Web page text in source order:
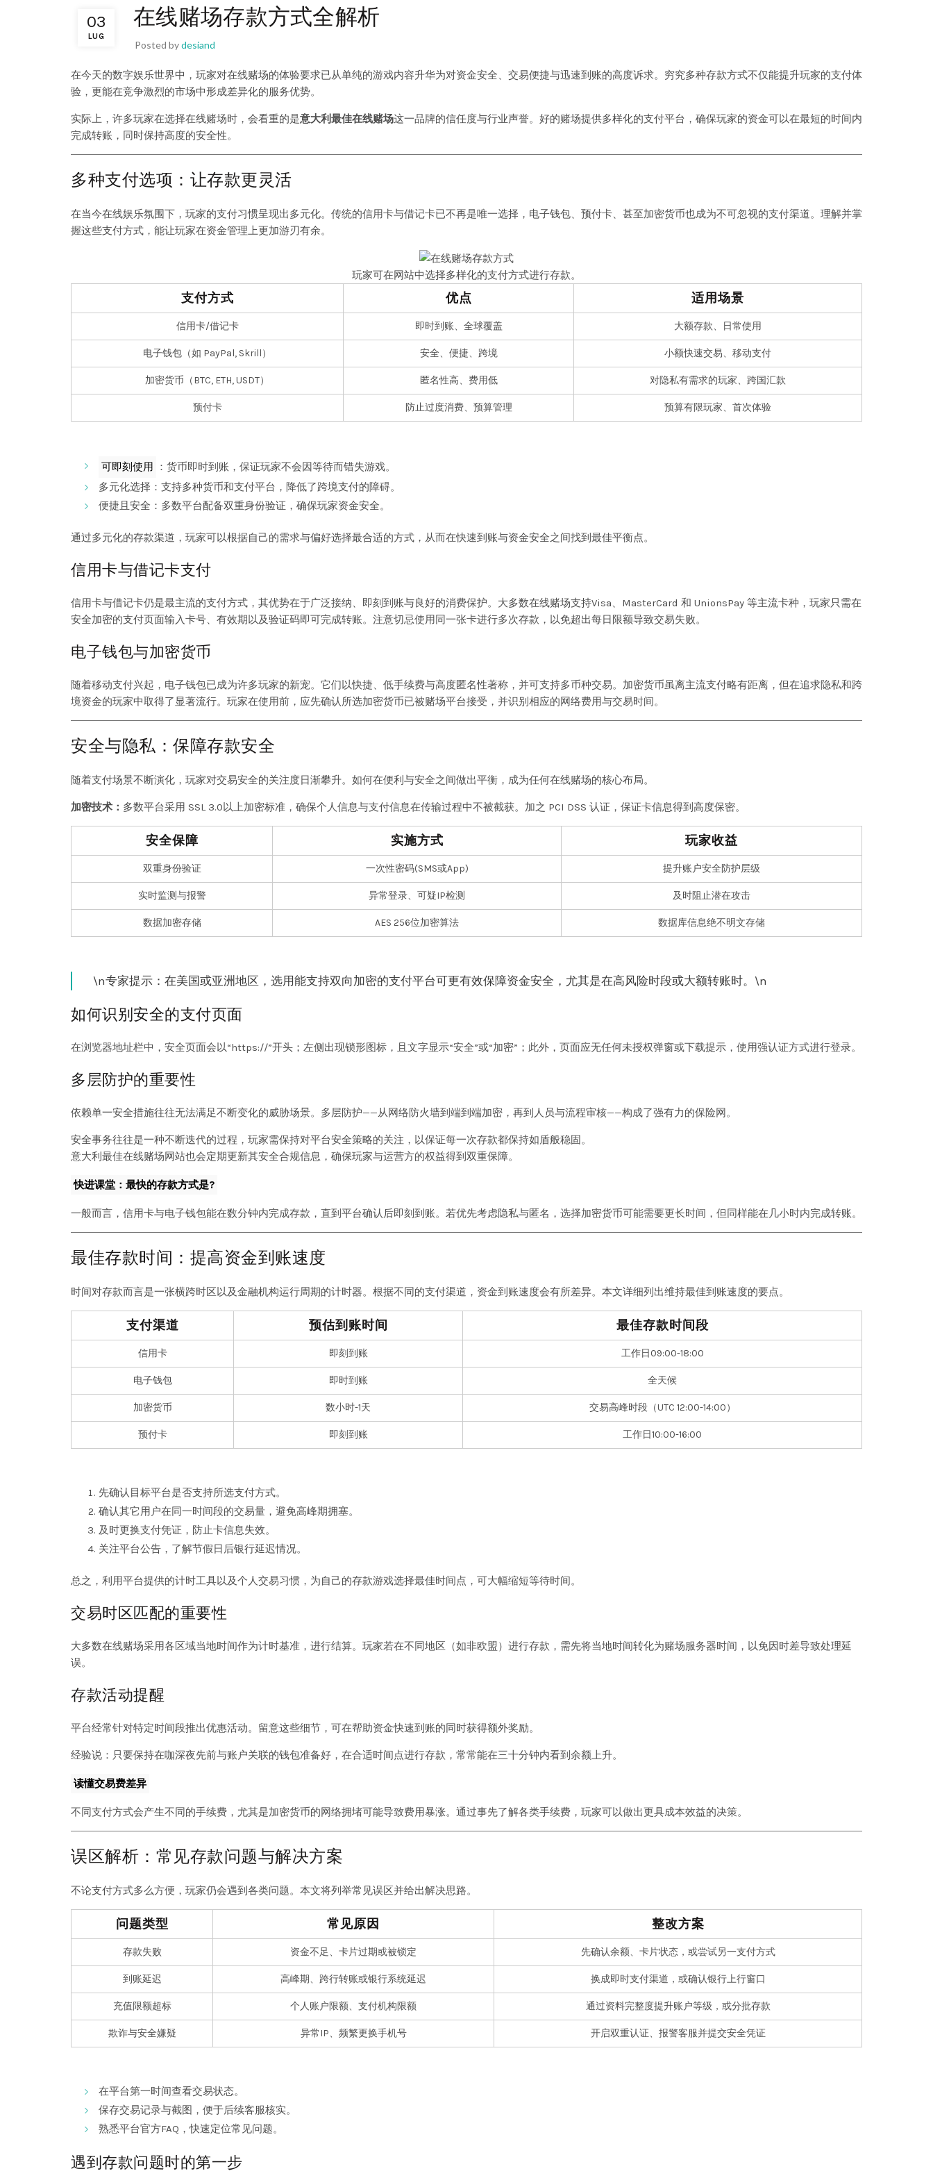
03
LUG
在线赌场存款方式全解析
Posted bydesiand
在今天的数字娱乐世界中，玩家对在线赌场的体验要求已从单纯的游戏内容升华为对资金安全、交易便捷与迅速到账的高度诉求。穷究多种存款方式不仅能提升玩家的支付体
验，更能在竞争激烈的市场中形成差异化的服务优势。
实际上，许多玩家在选择在线赌场时，会看重的是意大利最佳在线赌场这一品牌的信任度与行业声誉。好的赌场提供多样化的支付平台，确保玩家的资金可以在最短的时间内
完成转账，同时保持高度的安全性。
多种支付选项：让存款更灵活
在当今在线娱乐氛围下，玩家的支付习惯呈现出多元化。传统的信用卡与借记卡已不再是唯一选择，电子钱包、预付卡、甚至加密货币也成为不可忽视的支付渠道。理解并掌
握这些支付方式，能让玩家在资金管理上更加游刃有余。
玩家可在网站中选择多样化的支付方式进行存款。
支付方式 优点 适用场景
信用卡/借记卡 即时到账、全球覆盖 大额存款、日常使用
电子钱包（如 PayPal, Skrill） 安全、便捷、跨境 小额快速交易、移动支付
加密货币（BTC, ETH, USDT） 匿名性高、费用低 对隐私有需求的玩家、跨国汇款
预付卡 防止过度消费、预算管理 预算有限玩家、首次体验
可即刻使用
：货币即时到账，保证玩家不会因等待而错失游戏。
多元化选择：支持多种货币和支付平台，降低了跨境支付的障碍。
便捷且安全：多数平台配备双重身份验证，确保玩家资金安全。
通过多元化的存款渠道，玩家可以根据自己的需求与偏好选择最合适的方式，从而在快速到账与资金安全之间找到最佳平衡点。
信用卡与借记卡支付
信用卡与借记卡仍是最主流的支付方式，其优势在于广泛接纳、即刻到账与良好的消费保护。大多数在线赌场支持Visa、MasterCard 和 UnionsPay 等主流卡种，玩家只需在
安全加密的支付页面输入卡号、有效期以及验证码即可完成转账。注意切忌使用同一张卡进行多次存款，以免超出每日限额导致交易失败。
电子钱包与加密货币
随着移动支付兴起，电子钱包已成为许多玩家的新宠。它们以快捷、低手续费与高度匿名性著称，并可支持多币种交易。加密货币虽离主流支付略有距离，但在追求隐私和跨
境资金的玩家中取得了显著流行。玩家在使用前，应先确认所选加密货币已被赌场平台接受，并识别相应的网络费用与交易时间。
安全与隐私：保障存款安全
随着支付场景不断演化，玩家对交易安全的关注度日渐攀升。如何在便利与安全之间做出平衡，成为任何在线赌场的核心布局。
加密技术： 多数平台采用 SSL 3.0以上加密标准，确保个人信息与支付信息在传输过程中不被截获。加之 PCI DSS 认证，保证卡信息得到高度保密。
安全保障 实施方式 玩家收益
双重身份验证 一次性密码(SMS或App) 提升账户安全防护层级
实时监测与报警 异常登录、可疑IP检测 及时阻止潜在攻击
数据加密存储 AES 256位加密算法 数据库信息绝不明文存储
\n专家提示：在美国或亚洲地区，选用能支持双向加密的支付平台可更有效保障资金安全，尤其是在高风险时段或大额转账时。\n
如何识别安全的支付页面
在浏览器地址栏中，安全页面会以“https://”开头；左侧出现锁形图标，且文字显示“安全”或“加密”；此外，页面应无任何未授权弹窗或下载提示，使用强认证方式进行登录。
多层防护的重要性
依赖单一安全措施往往无法满足不断变化的威胁场景。多层防护——从网络防火墙到端到端加密，再到人员与流程审核——构成了强有力的保险网。
安全事务往往是一种不断迭代的过程，玩家需保持对平台安全策略的关注，以保证每一次存款都保持如盾般稳固。
意大利最佳在线赌场网站也会定期更新其安全合规信息，确保玩家与运营方的权益得到双重保障。
快进课堂：最快的存款方式是?
一般而言，信用卡与电子钱包能在数分钟内完成存款，直到平台确认后即刻到账。若优先考虑隐私与匿名，选择加密货币可能需要更长时间，但同样能在几小时内完成转账。
最佳存款时间：提高资金到账速度
时间对存款而言是一张横跨时区以及金融机构运行周期的计时器。根据不同的支付渠道，资金到账速度会有所差异。本文详细列出维持最佳到账速度的要点。
支付渠道 预估到账时间 最佳存款时间段
信用卡 即刻到账 工作日09:00-18:00
电子钱包 即时到账 全天候
加密货币 数小时-1天 交易高峰时段（UTC 12:00-14:00）
预付卡 即刻到账 工作日10:00-16:00
先确认目标平台是否支持所选支付方式。
确认其它用户在同一时间段的交易量，避免高峰期拥塞。
及时更换支付凭证，防止卡信息失效。
关注平台公告，了解节假日后银行延迟情况。
总之，利用平台提供的计时工具以及个人交易习惯，为自己的存款游戏选择最佳时间点，可大幅缩短等待时间。
交易时区匹配的重要性
大多数在线赌场采用各区域当地时间作为计时基准，进行结算。玩家若在不同地区（如非欧盟）进行存款，需先将当地时间转化为赌场服务器时间，以免因时差导致处理延
误。
存款活动提醒
平台经常针对特定时间段推出优惠活动。留意这些细节，可在帮助资金快速到账的同时获得额外奖励。
经验说：只要保持在咖深夜先前与账户关联的钱包准备好，在合适时间点进行存款，常常能在三十分钟内看到余额上升。
读懂交易费差异
不同支付方式会产生不同的手续费，尤其是加密货币的网络拥堵可能导致费用暴涨。通过事先了解各类手续费，玩家可以做出更具成本效益的决策。
误区解析：常见存款问题与解决方案
不论支付方式多么方便，玩家仍会遇到各类问题。本文将列举常见误区并给出解决思路。
问题类型 常见原因 整改方案
存款失败 资金不足、卡片过期或被锁定 先确认余额、卡片状态，或尝试另一支付方式
到账延迟 高峰期、跨行转账或银行系统延迟 换成即时支付渠道，或确认银行上行窗口
充值限额超标 个人账户限额、支付机构限额 通过资料完整度提升账户等级，或分批存款
欺诈与安全嫌疑 异常IP、频繁更换手机号 开启双重认证、报警客服并提交安全凭证
在平台第一时间查看交易状态。
保存交易记录与截图，便于后续客服核实。
熟悉平台官方FAQ，快速定位常见问题。
遇到存款问题时的第一步